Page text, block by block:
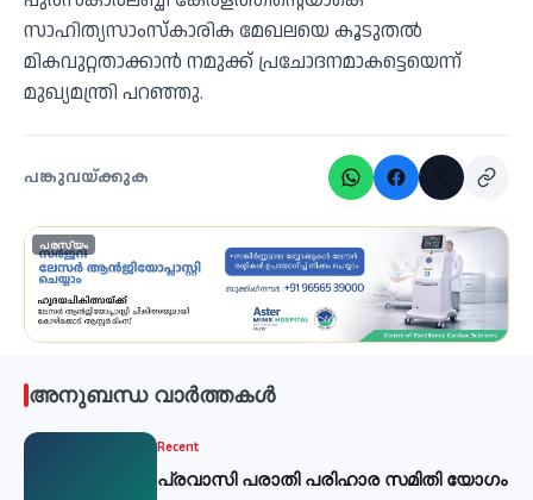
സാഹിത്യസാംസ്കാരിക മേഖലയെ കൂടുതൽ
മികവുറ്റതാക്കാൻ നമുക്ക് പ്രചോദനമാകട്ടെയെന്ന്
മുഖ്യമന്ത്രി പറഞ്ഞു.
പങ്കുവയ്ക്കുക
പരസ്യം
അനുബന്ധ വാർത്തകൾ
Recent
പ്രവാസി പരാതി പരിഹാര സമിതി യോഗം